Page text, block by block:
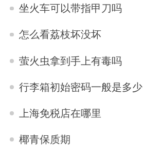
坐火车可以带指甲刀吗
怎么看荔枝坏没坏
萤火虫拿到手上有毒吗
行李箱初始密码一般是多少
上海免税店在哪里
椰青保质期